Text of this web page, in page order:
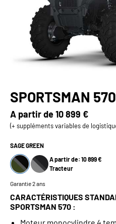
SPORTSMAN
A partir de10 899 €
(+ suppléments variables de
SAGE GREEN
A partir de: 10 899 €
Tracteur
Garantie 2 ans
CARACTÉRISTIQUES
SPORTSMAN 570 :